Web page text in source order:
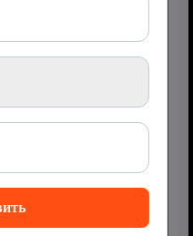
для всей семьи
настраивайте их под
чем действительно
о тарифах